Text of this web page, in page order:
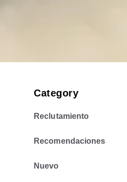
Category
Reclutamiento
Recomendaciones
Nuevo